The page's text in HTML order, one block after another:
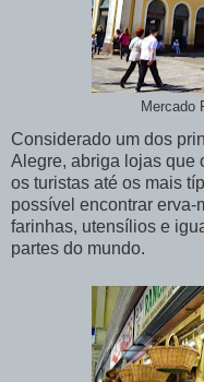
Mercado
Considerado um dos
Alegre, abriga lojas que
os turistas até os mais
possível encontrar
farinhas, utensílios e
partes do mundo.